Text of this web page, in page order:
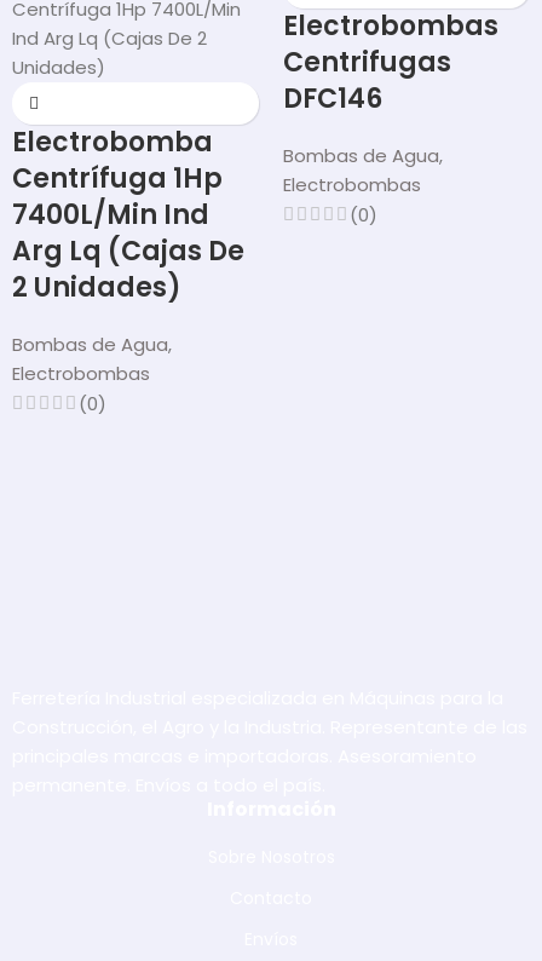
Electrobomba
Centrífuga 1Hp
7400L/Min Ind
Arg Lq (Cajas De
2 Unidades)
Bombas de Agua,
Electrobombas
(0)
Electrobombas
Centrifugas
DFC146
Bombas de Agua,
Electrobombas
(0)